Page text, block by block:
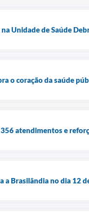
Unidade de Saúde
o coração da saúde
atendimentos e
a Brasilândia no dia 12